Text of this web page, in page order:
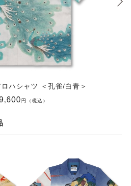
ハシャツ ＜孔雀/白青＞
円（税込）